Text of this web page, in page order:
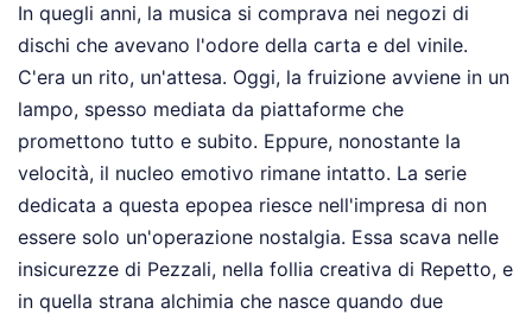
In quegli anni, la musica si comprava nei negozi di
dischi che avevano l'odore della carta e del vinile.
C'era un rito, un'attesa. Oggi, la fruizione avviene in un
lampo, spesso mediata da piattaforme che
promettono tutto e subito. Eppure, nonostante la
velocità, il nucleo emotivo rimane intatto. La serie
dedicata a questa epopea riesce nell'impresa di non
essere solo un'operazione nostalgia. Essa scava nelle
insicurezze di Pezzali, nella follia creativa di Repetto, e
in quella strana alchimia che nasce quando due